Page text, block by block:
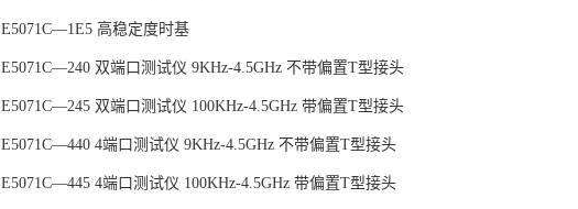
E5071C—1E5 高稳定度时基
E5071C—240 双端口测试仪 9KHz-4.5GHz 不带偏置T型接头
E5071C—245 双端口测试仪 100KHz-4.5GHz 带偏置T型接头
E5071C—440 4端口测试仪 9KHz-4.5GHz 不带偏置T型接头
E5071C—445 4端口测试仪 100KHz-4.5GHz 带偏置T型接头